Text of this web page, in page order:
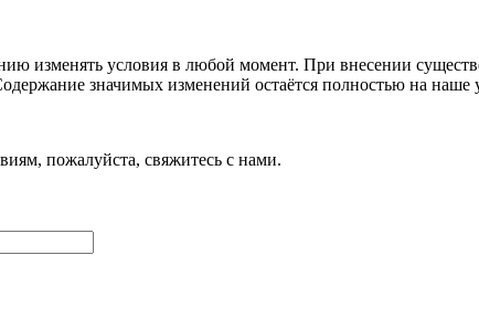
изменять условия в любой момент. При внесении
значимых изменений остаётся полностью на наше
пожалуйста, свяжитесь с нами.